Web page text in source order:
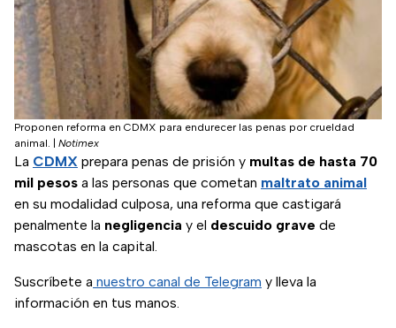
Proponen reforma en CDMX para endurecer las penas por crueldad
animal.
Notimex
La CDMX prepara penas de prisión y multas de hasta 70
mil pesos a las personas que cometan maltrato animal
en su modalidad culposa, una reforma que castigará
penalmente la negligencia y el descuido grave de
mascotas en la capital.
Suscríbete a nuestro canal de Telegram y lleva la
información en tus manos.